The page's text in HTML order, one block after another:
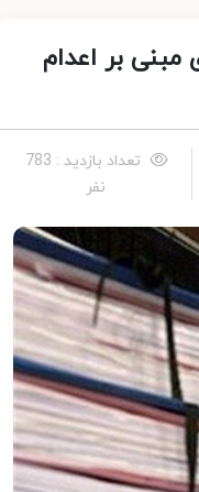
بر اعدام
تعداد بازدید : 783
نفر